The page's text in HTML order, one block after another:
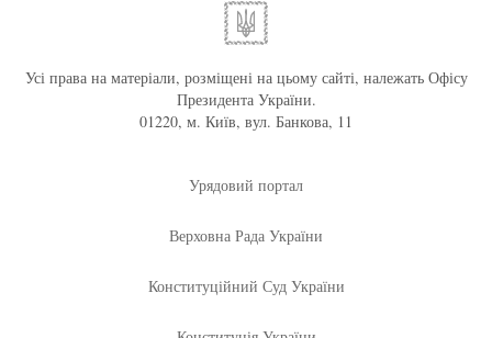
Усі права на матеріали, розміщені на цьому сайті, належать Офісу
Президента України.
01220, м. Київ, вул. Банкова, 11
Урядовий портал
Верховна Рада України
Конституційний Суд України